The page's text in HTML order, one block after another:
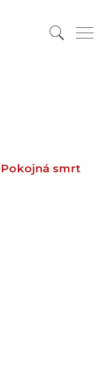
smrt